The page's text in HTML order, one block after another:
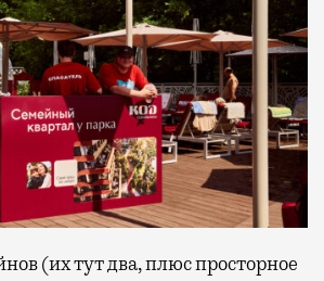
(их тут два, плюс просторное